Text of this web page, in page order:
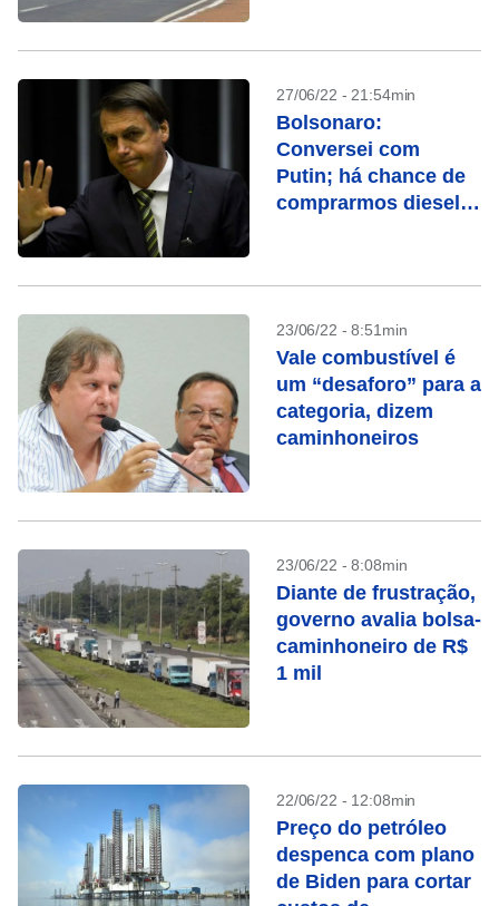
27/06/22 - 21:54min
Bolsonaro:
Conversei com
Putin; há chance de
comprarmos diesel
23/06/22 - 8:51min
Vale combustível é
um “desaforo” para a
categoria, dizem
caminhoneiros
23/06/22 - 8:08min
Diante de frustração,
governo avalia bolsa-
caminhoneiro de R$
1 mil
22/06/22 - 12:08min
Preço do petróleo
despenca com plano
de Biden para cortar